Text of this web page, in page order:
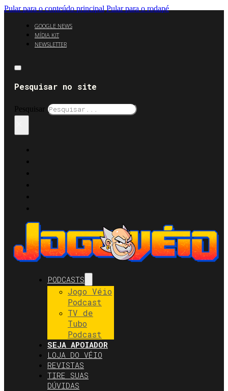
Pular para o conteúdo principal Pular para o rodapé
GOOGLE NEWS
MÍDIA KIT
NEWSLETTER
Pesquisar no site
Pesquisar
PODCASTS
Jogo Véio
Podcast
TV de
Tubo
Podcast
SEJA APOIADOR
LOJA DO VÉIO
REVISTAS
TIRE SUAS
DÚVIDAS